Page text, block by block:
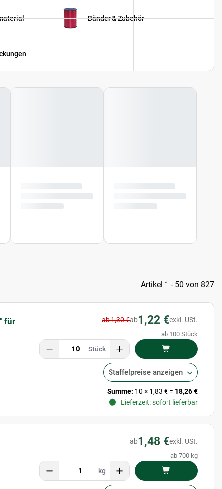
Bänder & Zubehör
Artikel 1 - 50 von 827
für ab 1,30 €ab1,22 €exkl. USt.
ab 100 Stück
Stück
Staffelpreise anzeigen
Summe: 10 × 1,83 € = 18,26 €
Lieferzeit: sofort lieferbar
ab1,48 €exkl. USt.
ab 700 kg
kg